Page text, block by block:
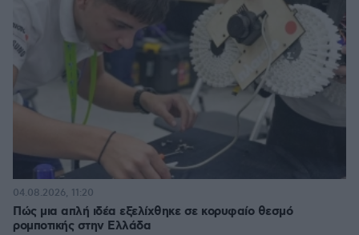
Πώς μια απλή ιδέα εξελίχθηκε σε κορυφαίο θεσμό
ρομποτικής στην Ελλάδα
04.08.2026, 11:20